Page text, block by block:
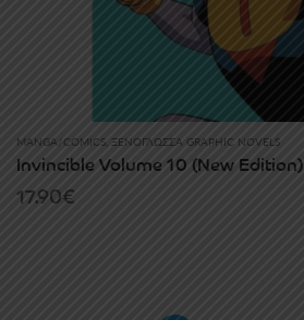
MANGA/COMICS, ΞΕΝΌΓΛΩΣΣΑ GRAPHIC NOVELS
Invincible Volume 10 (New Edition)
17.90€